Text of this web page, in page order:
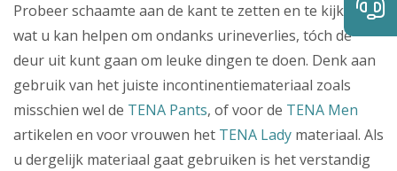
Probeer schaamte aan de kant te zetten en te kijken
wat u kan helpen om ondanks urineverlies, tóch de
deur uit kunt gaan om leuke dingen te doen. Denk aan
gebruik van het juiste incontinentiemateriaal zoals
misschien wel de TENA Pants, of voor de TENA Men
artikelen en voor vrouwen het TENA Lady materiaal. Als
u dergelijk materiaal gaat gebruiken is het verstandig